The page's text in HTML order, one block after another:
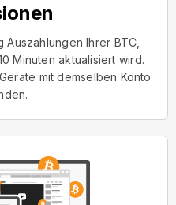
Ihrer BTC,
Minuten aktualisiert wird.
mit demselben Konto